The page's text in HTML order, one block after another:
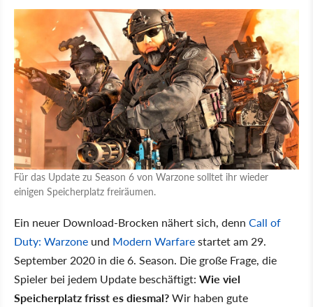
Für das Update zu Season 6 von Warzone solltet ihr wieder
einigen Speicherplatz freiräumen.
Ein neuer Download-Brocken nähert sich, denn Call of
Duty: Warzone und Modern Warfarestartet am 29.
September 2020 in die 6. Season. Die große Frage, die
Spieler bei jedem Update beschäftigt: Wie viel
Speicherplatz frisst es diesmal?Wir haben gute